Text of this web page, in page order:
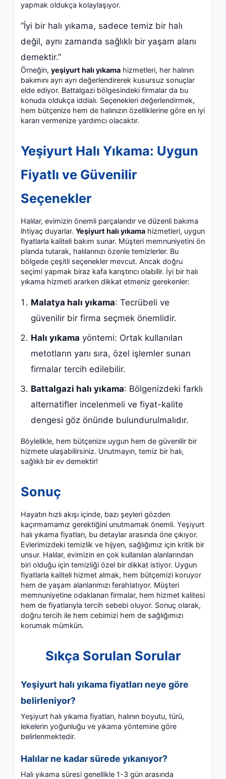
yapmak oldukça kolaylaşıyor.
“İyi bir halı yıkama, sadece temiz bir halı
değil, aynı zamanda sağlıklı bir yaşam alanı
demektir.”
Örneğin,yeşiyurt halı yıkama hizmetleri, her halının
bakımını ayrı ayrı değerlendirerek kusursuz sonuçlar
elde ediyor. Battalgazi bölgesindeki firmalar da bu
konuda oldukça iddialı. Seçenekleri değerlendirmek,
hem bütçenize hem de halınızın özelliklerine göre en iyi
kararı vermenize yardımcı olacaktır.
Yeşiyurt Halı Yıkama: Uygun
Fiyatlı ve Güvenilir
Seçenekler
Halılar, evimizin önemli parçalarıdır ve düzenli bakıma
ihtiyaç duyarlar.Yeşiyurt halı yıkama hizmetleri, uygun
fiyatlarla kaliteli bakım sunar. Müşteri memnuniyetini ön
planda tutarak, halılarınızı özenle temizlerler. Bu
bölgede çeşitli seçenekler mevcut. Ancak doğru
seçimi yapmak biraz kafa karıştırıcı olabilir. İyi bir halı
yıkama hizmeti ararken dikkat etmeniz gerekenler:
Malatya halı yıkama: Tecrübeli ve
güvenilir bir firma seçmek önemlidir.
Halı yıkama yöntemi: Ortak kullanılan
metotların yanı sıra, özel işlemler sunan
firmalar tercih edilebilir.
Battalgazi halı yıkama: Bölgenizdeki farklı
alternatifler incelenmeli ve fiyat-kalite
dengesi göz önünde bulundurulmalıdır.
Böylelikle, hem bütçenize uygun hem de güvenilir bir
hizmete ulaşabilirsiniz. Unutmayın, temiz bir halı,
sağlıklı bir ev demektir!
Sonuç
Hayatın hızlı akışı içinde, bazı şeyleri gözden
kaçırmamamız gerektiğini unutmamak önemli. Yeşiyurt
halı yıkama fiyatları, bu detaylar arasında öne çıkıyor.
Evlerimizdeki temizlik ve hijyen, sağlığımız için kritik bir
unsur. Halılar, evimizin en çok kullanılan alanlarından
biri olduğu için temizliği özel bir dikkat istiyor. Uygun
fiyatlarla kaliteli hizmet almak, hem bütçemizi koruyor
hem de yaşam alanlarımızı ferahlatıyor. Müşteri
memnuniyetine odaklanan firmalar, hem hizmet kalitesi
hem de fiyatlarıyla tercih sebebi oluyor. Sonuç olarak,
doğru tercih ile hem cebimizi hem de sağlığımızı
korumak mümkün.
Sıkça Sorulan Sorular
Yeşiyurt halı yıkama fiyatları neye göre
belirleniyor?
Yeşiyurt halı yıkama fiyatları, halının boyutu, türü,
lekelerin yoğunluğu ve yıkama yöntemine göre
belirlenmektedir.
Halılar ne kadar sürede yıkanıyor?
Halı yıkama süresi genellikle 1-3 gün arasında